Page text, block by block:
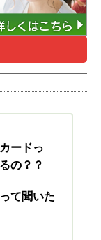
ードっ
の？？
て聞いた